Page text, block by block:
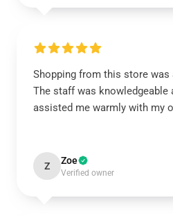
Shopping from this store was
The staff was knowledgeable
assisted me warmly with my
Z Zoe
Verified owner